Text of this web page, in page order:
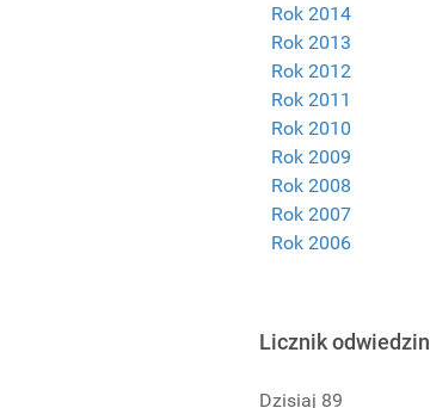
Rok 2014
Rok 2013
Rok 2012
Rok 2011
Rok 2010
Rok 2009
Rok 2008
Rok 2007
Rok 2006
Licznik odwiedzin
Dzisiaj 89